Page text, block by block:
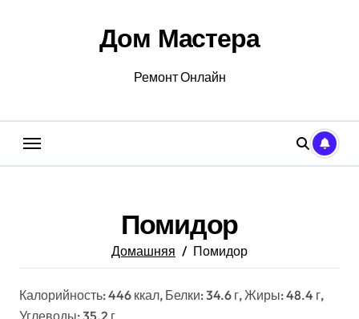
Дом Мастера
Ремонт Онлайн
Помидор
Домашняя Помидор
Калорийность: 446 ккал, Белки: 34.6 г, Жиры: 48.4 г,
Углеводы: 35.2 г